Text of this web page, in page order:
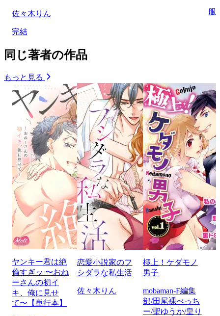
佐々木りん
完結
服
同じ著者の作品
もっと見る
ヤンキー君は絶
倫すぎッ 〜おね
ーさんの初イ
キ、俺に見せ
て〜【単行本】
恋愛小説家のフ
シダラな私生活
佐々木りん
極上！ケダモノ
男子
mobaman-F編集
部/田尾裸べっち
ー/聖ゆうか/皇り